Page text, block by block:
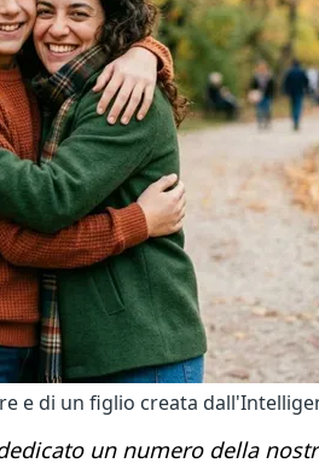
e di un figlio creata
un numero della